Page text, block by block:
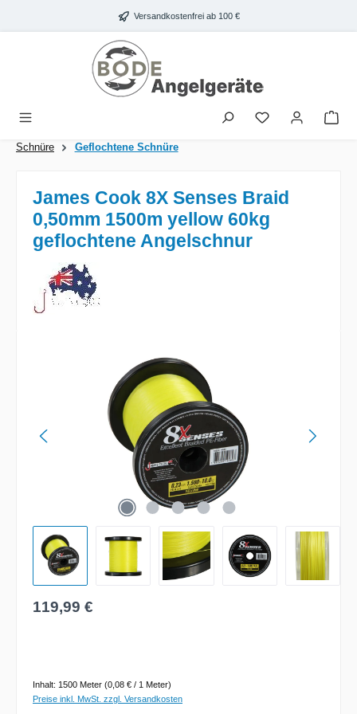
Zum Hauptinhalt springen Versandkostenfrei ab 100 €
Schnüre Geflochtene Schnüre
James Cook 8X Senses Braid
0,50mm 1500m yellow 60kg
geflochtene Angelschnur
Regulärer Preis:
119,99 €
Inhalt: 1500 Meter (0,08 € / 1 Meter)
Preise inkl. MwSt. zzgl. Versandkosten